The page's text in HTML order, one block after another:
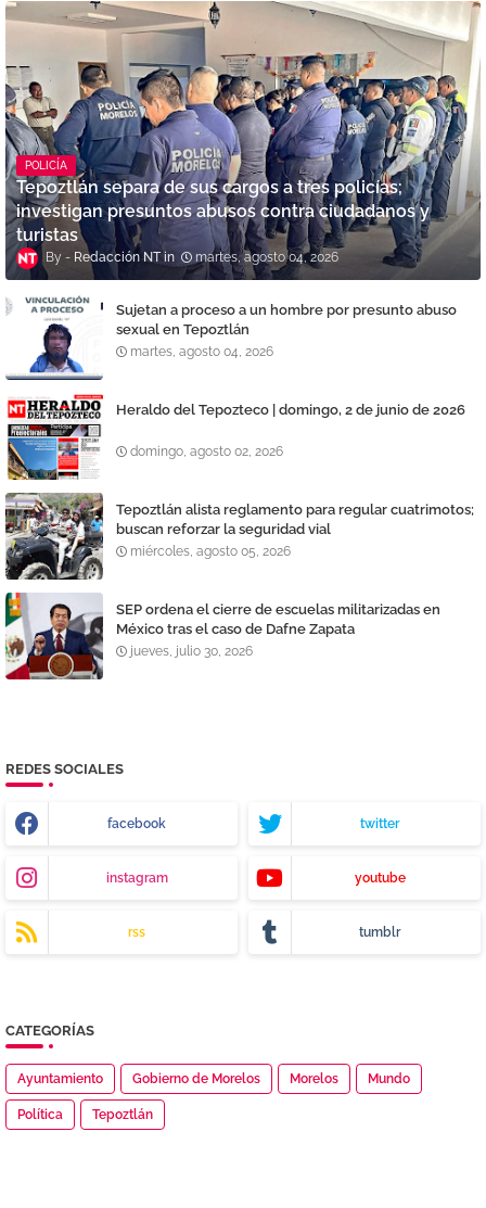
POLICÍA
Tepoztlán separa de sus cargos a tres policías;
investigan presuntos abusos contra ciudadanos y
turistas
Redacción NT martes, agosto 04, 2026
Sujetan a proceso a un hombre por presunto abuso
sexual en Tepoztlán
martes, agosto 04, 2026
Heraldo del Tepozteco | domingo, 2 de junio de 2026
domingo, agosto 02, 2026
Tepoztlán alista reglamento para regular cuatrimotos;
buscan reforzar la seguridad vial
miércoles, agosto 05, 2026
SEP ordena el cierre de escuelas militarizadas en
México tras el caso de Dafne Zapata
jueves, julio 30, 2026
REDES SOCIALES
facebook twitter
instagram youtube
rss tumblr
CATEGORÍAS
Ayuntamiento Gobierno de Morelos Morelos Mundo
Política Tepoztlán